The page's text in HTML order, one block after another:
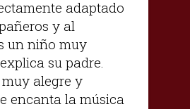
adaptado
y al
un niño muy
su padre.
muy alegre y
encanta la música